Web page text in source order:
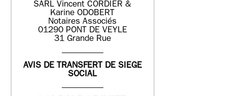
SARL Vincent CORDIER &
Karine ODOBERT
Notaires Associés
01290 PONT DE VEYLE
31 Grande Rue
AVIS DE TRANSFERT DE SIEGE
SOCIAL